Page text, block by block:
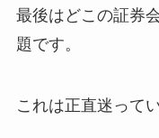
最後はどこの証券
題です。
これは正直迷って